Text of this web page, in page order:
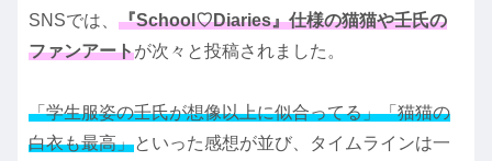
SNSでは、 『School♡Diaries』仕様の猫猫や壬氏の
ファンアートが次々と投稿されました。
「学生服姿の壬氏が想像以上に似合ってる」「猫猫の
白衣も最高」といった感想が並び、タイムラインは一